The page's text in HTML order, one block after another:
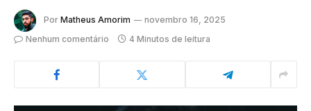
Por Matheus Amorim
novembro 16, 2025
Nenhum comentário
4 Minutos de leitura